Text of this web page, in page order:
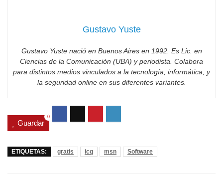
Gustavo Yuste
Gustavo Yuste nació en Buenos Aires en 1992. Es Lic. en
Ciencias de la Comunicación (UBA) y periodista. Colabora
para distintos medios vinculados a la tecnología, informática, y
la seguridad online en sus diferentes variantes.
Guardar
0
ETIQUETAS: gratis icq msn Software